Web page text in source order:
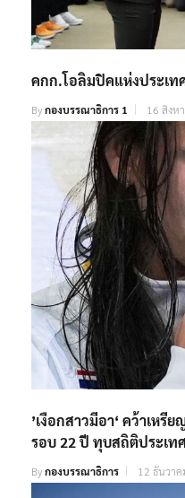
คกก.โอลิมปิคแห่งประเท
Byกองบรรณาธิการ 1 16 สิงห
’เงือกสาวมีอา‘ คว้าเห
รอบ 22 ปี ทุบสถิติประเท
Byกองบรรณาธิการ 12 ธันวา